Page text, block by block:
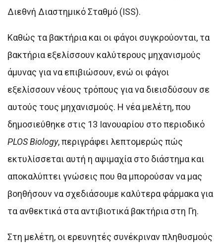
Διεθνή Διαστημικό Σταθμό (ISS).
Καθώς τα βακτήρια και οι φάγοι συγκρούονται, τα
βακτήρια εξελίσσουν καλύτερους μηχανισμούς
άμυνας για να επιβιώσουν, ενώ οι φάγοι
εξελίσσουν νέους τρόπους για να διεισδύσουν σε
αυτούς τους μηχανισμούς. Η νέα μελέτη, που
δημοσιεύθηκε στις 13 Ιανουαρίου στο περιοδικό
PLOS Biology, περιγράφει λεπτομερώς πώς
εκτυλίσσεται αυτή η αψιμαχία στο διάστημα και
αποκαλύπτει γνώσεις που θα μπορούσαν να μας
βοηθήσουν να σχεδιάσουμε καλύτερα φάρμακα για
τα ανθεκτικά στα αντιβιοτικά βακτήρια στη Γη.
Στη μελέτη, οι ερευνητές συνέκριναν πληθυσμούς